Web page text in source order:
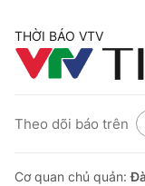
THỜI BÁO VTV
Theo dõi báo trên
Cơ quan chủ quản: